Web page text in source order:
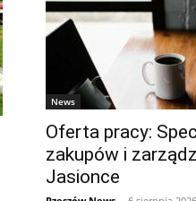
News
Oferta pracy:
zakupów i
Jasionce